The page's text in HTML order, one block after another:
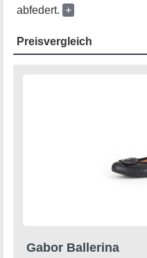
abfedert. +
Preisvergleich
Gabor Ballerina